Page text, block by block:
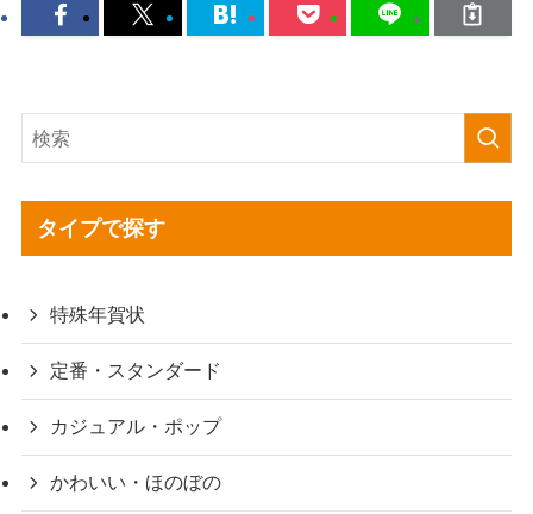
タイプで探す
特殊年賀状
定番・スタンダード
カジュアル・ポップ
かわいい・ほのぼの